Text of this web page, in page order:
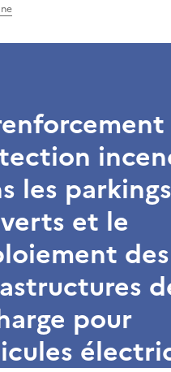
les parkings
et le
des
pour